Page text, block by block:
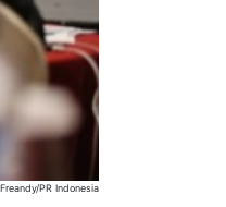
Freandy/PR Indonesia